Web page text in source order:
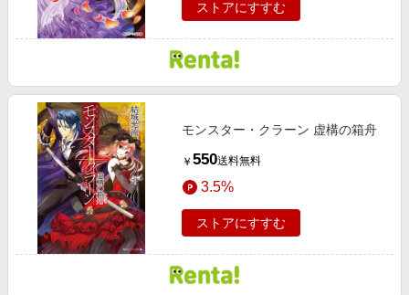
ストアにすすむ
モンスター・クラーン 虚構の箱舟
￥ 550送料無料
3.5%
ストアにすすむ